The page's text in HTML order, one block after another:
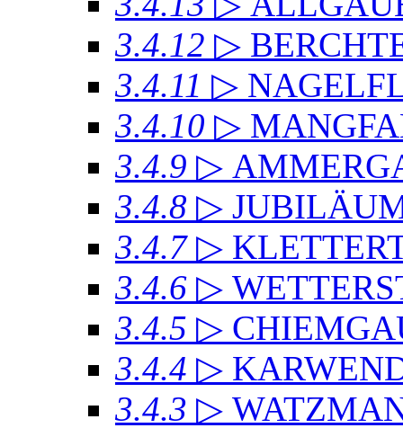
3.4.12 ▷
3.4.11 ▷
3.4.10 ▷
3.4.9 ▷
3.4.8 ▷
3.4.7 ▷
3.4.6 ▷
3.4.5 ▷
3.4.4 ▷
3.4.3 ▷